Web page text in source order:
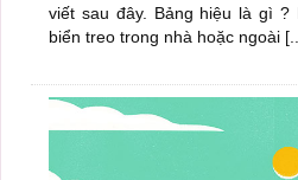
viết sau đây. Bảng hiệu là gì ?
biển treo trong nhà hoặc ngoài